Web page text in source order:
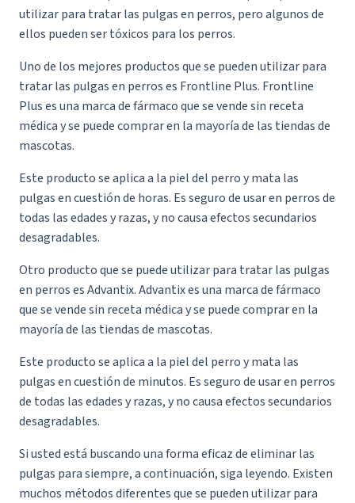
utilizar para tratar las pulgas en perros, pero algunos de
ellos pueden ser tóxicos para los perros.
Uno de los mejores productos que se pueden utilizar para
tratar las pulgas en perros es Frontline Plus. Frontline
Plus es una marca de fármaco que se vende sin receta
médica y se puede comprar en la mayoría de las tiendas de
mascotas.
Este producto se aplica a la piel del perro y mata las
pulgas en cuestión de horas. Es seguro de usar en perros de
todas las edades y razas, y no causa efectos secundarios
desagradables.
Otro producto que se puede utilizar para tratar las pulgas
en perros es Advantix. Advantix es una marca de fármaco
que se vende sin receta médica y se puede comprar en la
mayoría de las tiendas de mascotas.
Este producto se aplica a la piel del perro y mata las
pulgas en cuestión de minutos. Es seguro de usar en perros
de todas las edades y razas, y no causa efectos secundarios
desagradables.
Si usted está buscando una forma eficaz de eliminar las
pulgas para siempre, a continuación, siga leyendo. Existen
muchos métodos diferentes que se pueden utilizar para